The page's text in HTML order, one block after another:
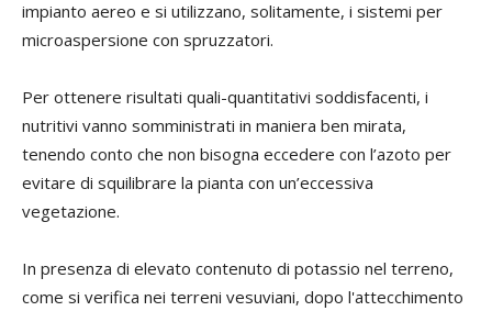
impianto aereo e si utilizzano, solitamente, i sistemi per
microaspersione con spruzzatori.
Per ottenere risultati quali-quantitativi soddisfacenti, i
nutritivi vanno somministrati in maniera ben mirata,
tenendo conto che non bisogna eccedere con l’azoto per
evitare di squilibrare la pianta con un’eccessiva
vegetazione.
In presenza di elevato contenuto di potassio nel terreno,
come si verifica nei terreni vesuviani, dopo l'attecchimento